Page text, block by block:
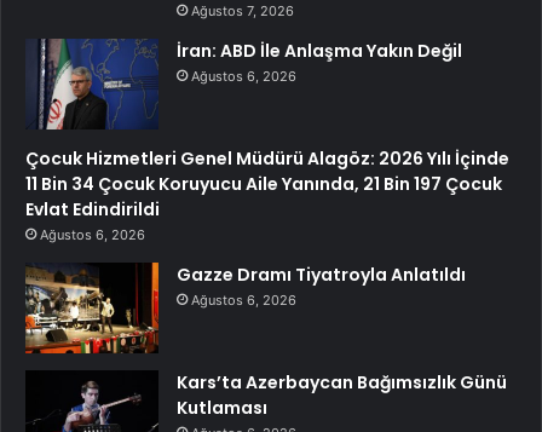
Ağustos 7, 2026
İran: ABD İle Anlaşma Yakın Değil
Ağustos 6, 2026
Çocuk Hizmetleri Genel Müdürü Alagöz: 2026 Yılı İçinde
11 Bin 34 Çocuk Koruyucu Aile Yanında, 21 Bin 197 Çocuk
Evlat Edindirildi
Ağustos 6, 2026
Gazze Dramı Tiyatroyla Anlatıldı
Ağustos 6, 2026
Kars’ta Azerbaycan Bağımsızlık Günü
Kutlaması